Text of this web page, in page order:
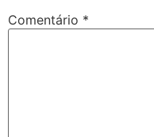
Comentário *